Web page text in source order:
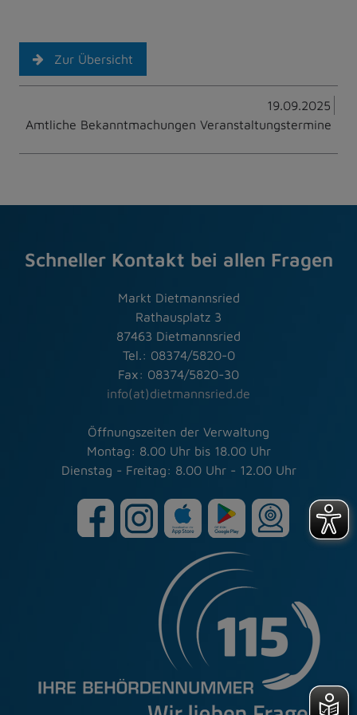
Zur Übersicht
19.09.2025
Amtliche Bekanntmachungen Veranstaltungstermine
Schneller Kontakt bei allen Fragen
Markt Dietmannsried
Rathausplatz 3
87463 Dietmannsried
Tel.: 08374/5820-0
Fax: 08374/5820-30
info(at)dietmannsried.de
Öffnungszeiten der Verwaltung
Montag: 8.00 Uhr bis 18.00 Uhr
Dienstag - Freitag: 8.00 Uhr - 12.00 Uhr